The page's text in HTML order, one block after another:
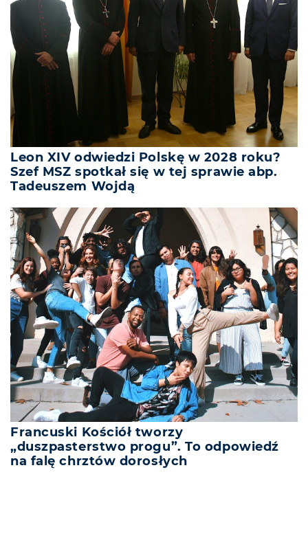
Leon XIV odwiedzi Polskę w 2028 roku?
Szef MSZ spotkał się w tej sprawie abp.
Tadeuszem Wojdą
Francuski Kościół tworzy
„duszpasterstwo progu”. To odpowiedź
na falę chrztów dorosłych